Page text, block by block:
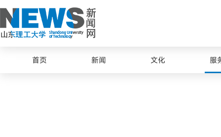
首页 新闻 文化 服